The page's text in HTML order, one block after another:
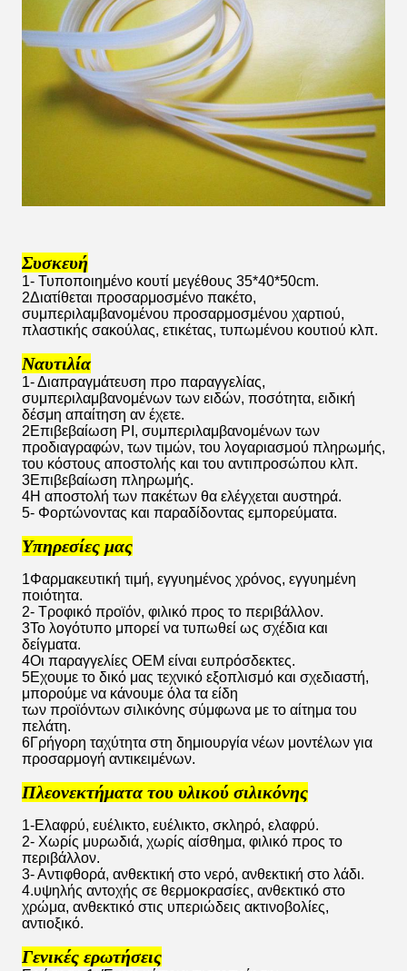
Συσκευή
1- Τυποποιημένο κουτί μεγέθους 35*40*50cm.
2Διατίθεται προσαρμοσμένο πακέτο,
συμπεριλαμβανομένου προσαρμοσμένου χαρτιού,
πλαστικής σακούλας, ετικέτας, τυπωμένου κουτιού κλπ.
Ναυτιλία
1- Διαπραγμάτευση προ παραγγελίας,
συμπεριλαμβανομένων των ειδών, ποσότητα, ειδική
δέσμη απαίτηση αν έχετε.
2Επιβεβαίωση PI, συμπεριλαμβανομένων των
προδιαγραφών, των τιμών, του λογαριασμού πληρωμής,
του κόστους αποστολής και του αντιπροσώπου κλπ.
3Επιβεβαίωση πληρωμής.
4Η αποστολή των πακέτων θα ελέγχεται αυστηρά.
5- Φορτώνοντας και παραδίδοντας εμπορεύματα.
Υπηρεσίες μας
1Φαρμακευτική τιμή, εγγυημένος χρόνος, εγγυημένη
ποιότητα.
2- Τροφικό προϊόν, φιλικό προς το περιβάλλον.
3Το λογότυπο μπορεί να τυπωθεί ως σχέδια και
δείγματα.
4Οι παραγγελίες OEM είναι ευπρόσδεκτες.
5Εχουμε το δικό μας τεχνικό εξοπλισμό και σχεδιαστή,
μπορούμε να κάνουμε όλα τα είδη
των προϊόντων σιλικόνης σύμφωνα με το αίτημα του
πελάτη.
6Γρήγορη ταχύτητα στη δημιουργία νέων μοντέλων για
προσαρμογή αντικειμένων.
Πλεονεκτήματα του υλικού σιλικόνης
1-Ελαφρύ, ευέλικτο, ευέλικτο, σκληρό, ελαφρύ.
2- Χωρίς μυρωδιά, χωρίς αίσθημα, φιλικό προς το
περιβάλλον.
3- Αντιφθορά, ανθεκτική στο νερό, ανθεκτική στο λάδι.
4.υψηλής αντοχής σε θερμοκρασίες, ανθεκτικό στο
χρώμα, ανθεκτικό στις υπεριώδεις ακτινοβολίες,
αντιοξικό.
Γενικές ερωτήσεις